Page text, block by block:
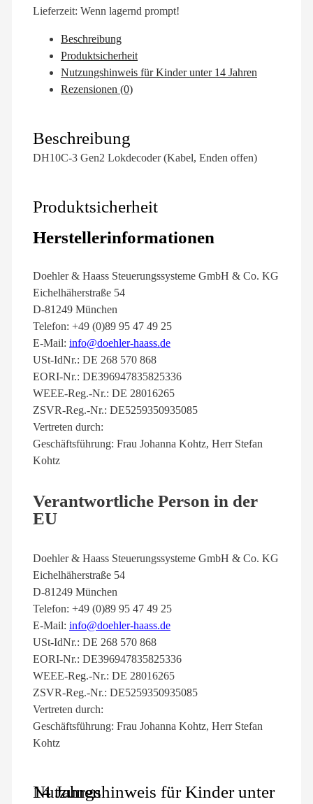
Lieferzeit: Wenn lagernd prompt!
Beschreibung
Produktsicherheit
Nutzungshinweis für Kinder unter 14 Jahren
Rezensionen (0)
Beschreibung
DH10C-3 Gen2 Lokdecoder (Kabel, Enden offen)
Produktsicherheit
Herstellerinformationen
Doehler & Haass Steuerungssysteme GmbH & Co. KG
Eichelhäherstraße 54
D-81249 München
Telefon: +49 (0)89 95 47 49 25
E-Mail: info@doehler-haass.de
USt-IdNr.: DE 268 570 868
EORI-Nr.: DE396947835825336
WEEE-Reg.-Nr.: DE 28016265
ZSVR-Reg.-Nr.: DE5259350935085
Vertreten durch:
Geschäftsführung: Frau Johanna Kohtz, Herr Stefan
Kohtz
Verantwortliche Person in der
EU
Doehler & Haass Steuerungssysteme GmbH & Co. KG
Eichelhäherstraße 54
D-81249 München
Telefon: +49 (0)89 95 47 49 25
E-Mail: info@doehler-haass.de
USt-IdNr.: DE 268 570 868
EORI-Nr.: DE396947835825336
WEEE-Reg.-Nr.: DE 28016265
ZSVR-Reg.-Nr.: DE5259350935085
Vertreten durch:
Geschäftsführung: Frau Johanna Kohtz, Herr Stefan
Kohtz
Nutzungshinweis für Kinder unter 14 Jahren